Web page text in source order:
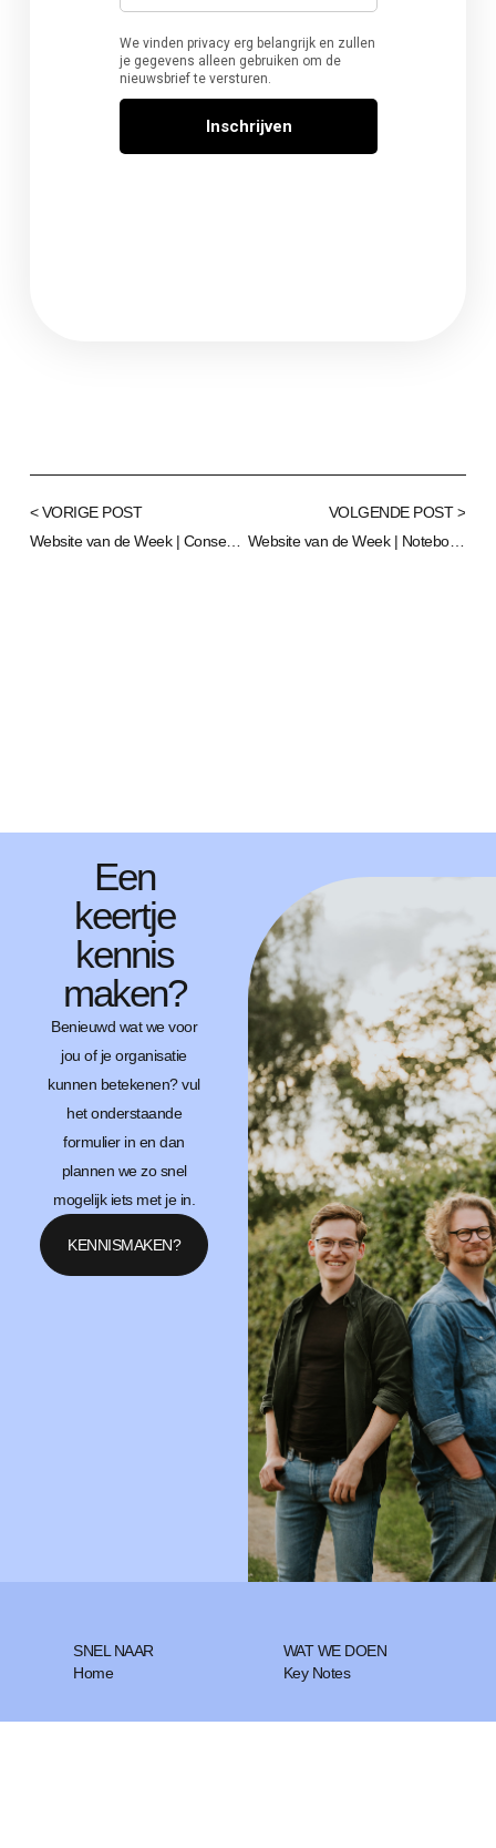
< VORIGE POST
Website van de Week | Consensus | Snel wetenschappelijk onderzoek ontdekken
VOLGENDE POST >
Website van de Week | NotebookLM | van droge tekst naar boeiende podcast
Een
keertje
kennis
maken?
Benieuwd wat we voor
jou of je organisatie
kunnen betekenen? vul
het onderstaande
formulier in en dan
plannen we zo snel
mogelijk iets met je in.
KENNISMAKEN?
SNEL NAAR
Home
WAT WE DOEN
Key Notes